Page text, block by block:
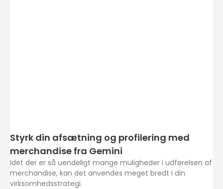
Styrk din afsætning og profilering med
merchandise fra Gemini
Idet der er så uendeligt mange muligheder i udførelsen af
merchandise, kan det anvendes meget bredt i din
virksomhedsstrategi.